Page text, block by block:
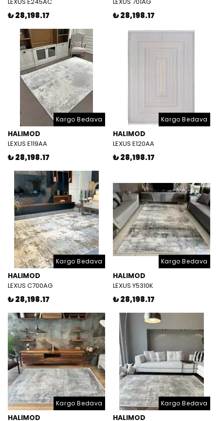
₺ 28,198.17 ₺ 28,198.17
Kargo Bedava
HALIMOD
LEXUS E119AA
₺ 28,198.17
Kargo Bedava
HALIMOD
LEXUS E120AA
₺ 28,198.17
Kargo Bedava
HALIMOD
LEXUS C700AG
₺ 28,198.17
Kargo Bedava
HALIMOD
LEXUS Y5310K
₺ 28,198.17
Kargo Bedava
HALIMOD
Kargo Bedava
HALIMOD